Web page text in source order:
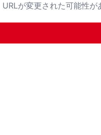
が変更された可能性が